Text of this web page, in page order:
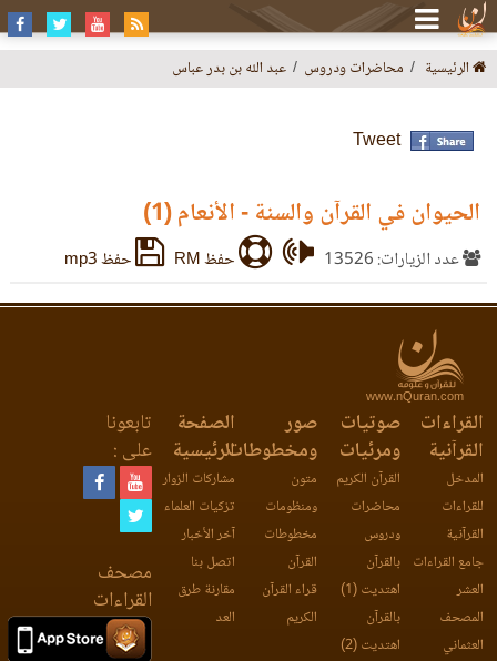
الرئيسية محاضرات ودروس عبد الله بن بدر عباس
Tweet
الحيوان في القرآن والسنة - الأنعام (1)
عدد الزيارات: 13526 حفظ RM حفظ mp3
www.nQuran.com
القراءات
القرآنية
المدخل
للقراءات
القرآنية
جامع القراءات
العشر
المصحف
العثماني
صوتيات
ومرئيات
القرآن الكريم
محاضرات
ودروس
بالقرآن
اهتديت (1)
بالقرآن
اهتديت (2)
صور
ومخطوطات
متون
ومنظومات
مخطوطات
القرآن
قراء القرآن
الكريم
الصفحة
الرئيسية
مشاركات الزوار
تزكيات العلماء
آخر الأخبار
اتصل بنا
مقارنة طرق
العد
تابعونا
على :
مصحف
القراءات